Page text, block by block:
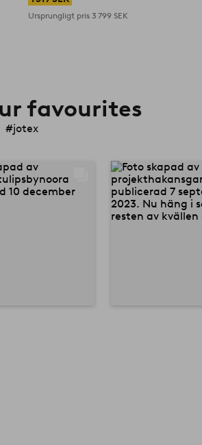
Ursprungligt pris3 799 SEK
favourites
#jotex